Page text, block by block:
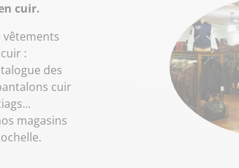
cuir.
vêtements
:
des
cuir
magasins